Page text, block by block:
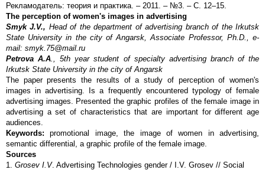
Рекламодатель: теория и практика. – 2011. – №3. – С. 12–15.
The perception of women's images in advertising
Smyk J.V., Head of the department of advertising branch of the Irkutsk
State University in the city of Angarsk, Associate Professor, Ph.D., e-
mail: smyk.75@mail.ru
Petrova A.A .,5th year student of specialty advertising branch of the
Irkutsk State University in the city of Angarsk
The paper presents the results of a study of perception of women's
images in advertising. Is a frequently encountered typology of female
advertising images. Presented the graphic profiles of the female image in
advertising a set of characteristics that are important for different age
audiences.
Keywords:promotional image, the image of women in advertising,
semantic differential, a graphic profile of the female image.
Sources
1. Grosev I.V. Advertising Technologies gender / I.V. Grosev // Social